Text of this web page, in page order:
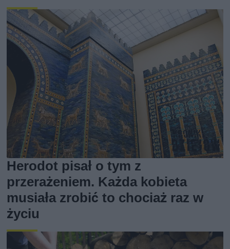
Herodot pisał o tym z
przerażeniem. Każda kobieta
musiała zrobić to chociaż raz w
życiu